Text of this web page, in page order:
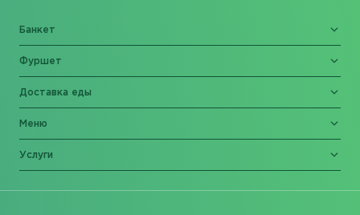
Банкет
Фуршет
Доставка еды
Меню
Услуги